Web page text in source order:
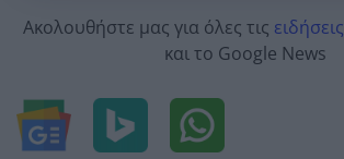
Ακολουθήστε μας για όλες τις ειδήσεις
και το Google News